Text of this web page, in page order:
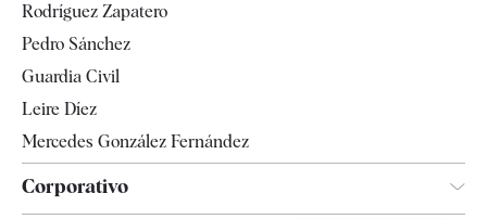
Televisión
Rodríguez Zapatero
Pedro Sánchez
Guardia Civil
Leire Díez
Mercedes González Fernández
Corporativo